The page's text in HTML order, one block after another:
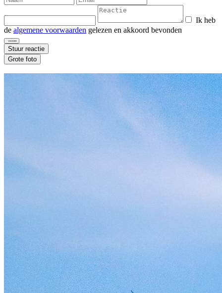
Ik heb
de algemene voorwaarden gelezen en akkoord bevonden